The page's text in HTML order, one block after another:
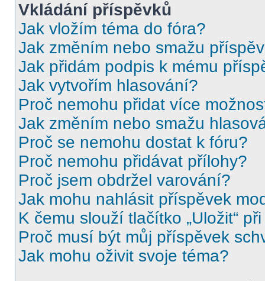
Vkládání příspěvků
Jak vložím téma do fóra?
Jak změním nebo smažu
Jak přidám podpis k mému
Jak vytvořím hlasování?
Proč nemohu přidat více
Jak změním nebo smažu
Proč se nemohu dostat k fóru?
Proč nemohu přidávat přílohy?
Proč jsem obdržel varování?
Jak mohu nahlásit příspěvek
K čemu slouží tlačítko „Uložit“
Proč musí být můj příspěvek
Jak mohu oživit svoje téma?